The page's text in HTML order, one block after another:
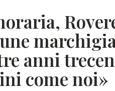
anni
come noi»